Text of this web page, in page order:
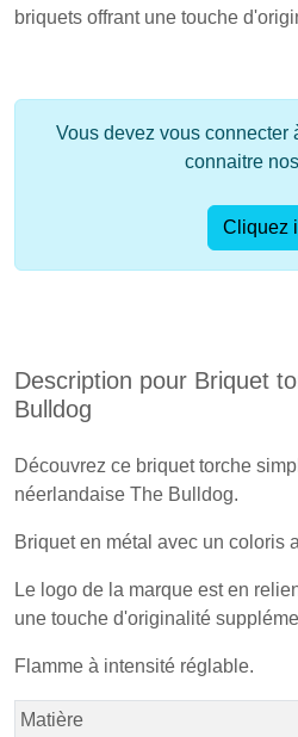
briquets offrant une touche
Vous devez vous connecter
connaitre
Cliquez
Description pour Briquet
Bulldog
Découvrez ce briquet torche
néerlandaise The Bulldog.
Briquet en métal avec un coloris
Le logo de la marque est en
une touche d'originalité
Flamme à intensité réglable.
Matière